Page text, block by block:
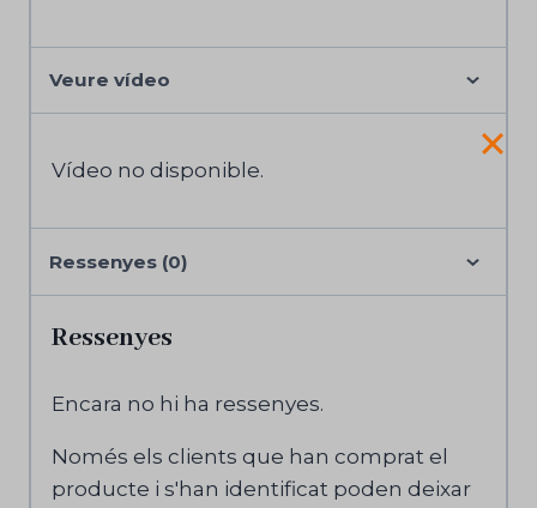
Veure vídeo
Vídeo no disponible.
Ressenyes (0)
Ressenyes
Encara no hi ha ressenyes.
Només els clients que han comprat el
producte i s'han identificat poden deixar